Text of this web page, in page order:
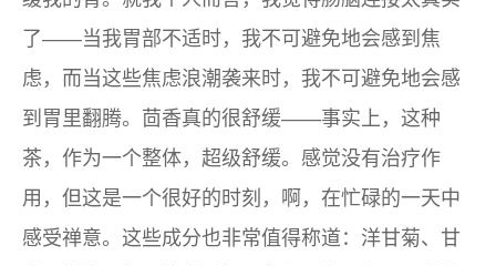
了——当我胃部不适时，我不可避免地会感到焦
虑，而当这些焦虑浪潮袭来时，我不可避免地会感
到胃里翻腾。茴香真的很舒缓——事实上，这种
茶，作为一个整体，超级舒缓。感觉没有治疗作
用，但这是一个很好的时刻，啊，在忙碌的一天中
感受禅意。这些成分也非常值得称道：洋甘菊、甘